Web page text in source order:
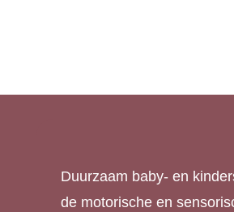
Duurzaam baby- en
de motorische en